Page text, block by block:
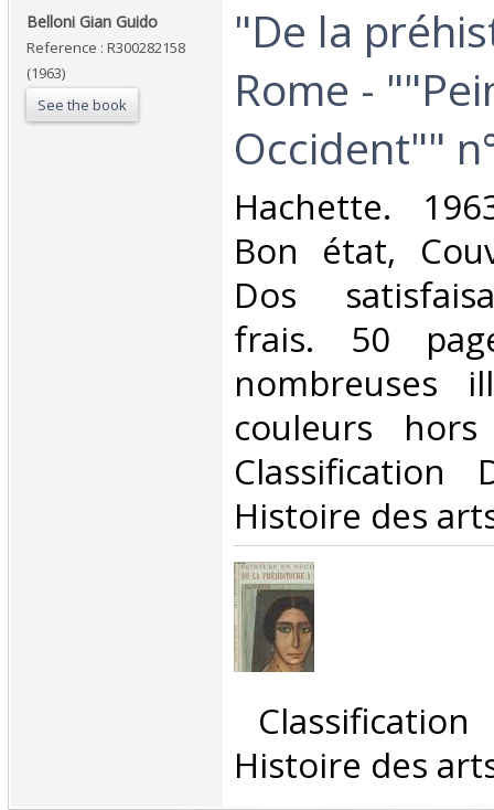
‎Belloni Gian Guido‎
Reference : R300282158
(1963)
See the book
‎"De la
Rome -
Occident""
‎Hachette.
Bon état,
Dos
frais. 50
nombreuses
couleurs
Classification
Histoire des
Histoire des